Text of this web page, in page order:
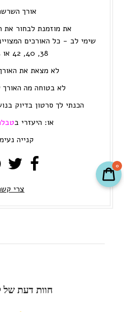
אורך
את מוזמנת לבחור את
שימי לב - כל האורכים
38, 40, 42 או 45 ס"מ
לא מצאת את
לא בטוחה מה
הכנתי לך סרטון בדיוק
או: היעזרי ב
קנייה
צרי
חוות דעת של
0